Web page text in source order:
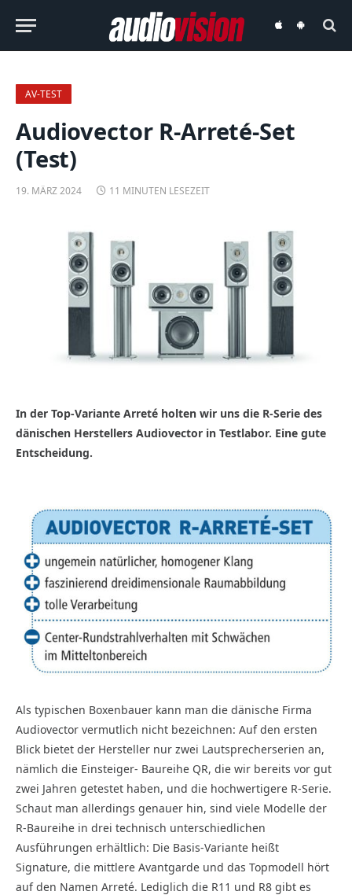
audiovisionaudiovision
AV-TEST
Audiovector R-Arreté-Set
(Test)
19. MÄRZ 2024 11 MINUTEN LESEZEIT
In der Top-Variante Arreté holten wir uns die R-Serie des
dänischen Herstellers Audiovector in Testlabor. Eine gute
Entscheidung.
Als typischen Boxenbauer kann man die dänische Firma
Audiovector vermutlich nicht bezeichnen: Auf den ersten
Blick bietet der Hersteller nur zwei Lautsprecherserien an,
nämlich die Einsteiger- Baureihe QR, die wir bereits vor gut
zwei Jahren getestet haben, und die hochwertigere R-Serie.
Schaut man allerdings genauer hin, sind viele Modelle der
R-Baureihe in drei technisch unterschiedlichen
Ausführungen erhältlich: Die Basis-Variante heißt
Signature, die mittlere Avantgarde und das Topmodell hört
auf den Namen Arreté. Lediglich die R11 und R8 gibt es